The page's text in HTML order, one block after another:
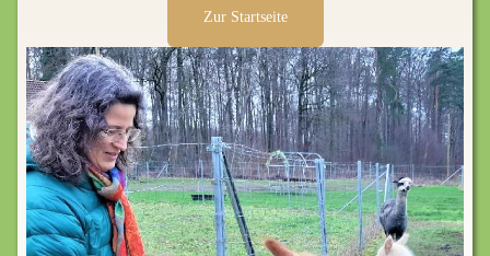
Zur Startseite